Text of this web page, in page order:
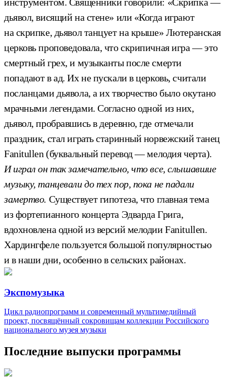
дьявол, висящий на стене» или «Когда играют
на скрипке, дьявол танцует на крыше» Лютеранская
церковь проповедовала, что скрипичная игра — это
смертный грех, и музыканты после смерти
попадают в ад. Их не пускали в церковь, считали
посланцами дьявола, а их творчество было окутано
мрачными легендами. Согласно одной из них,
дьявол, пробравшись в деревню, где отмечали
праздник, стал играть старинный норвежский танец
Fanitullen (буквальный перевод — мелодия черта).
И играл он так замечательно, что все, слышавшие
музыку, танцевали до тех пор, пока не падали
замертво. Существует гипотеза, что главная тема
из фортепианного концерта Эдварда Грига,
вдохновлена одной из версий мелодии Fanitullen.
Хардингфеле пользуется большой популярностью
и в наши дни, особенно в сельских районах.
Экспомузыка
Цикл радиопрограмм и современный мультимедийный
проект, посвящённый сокровищам коллекции Российского
национального музея музыки
Последние выпуски программы